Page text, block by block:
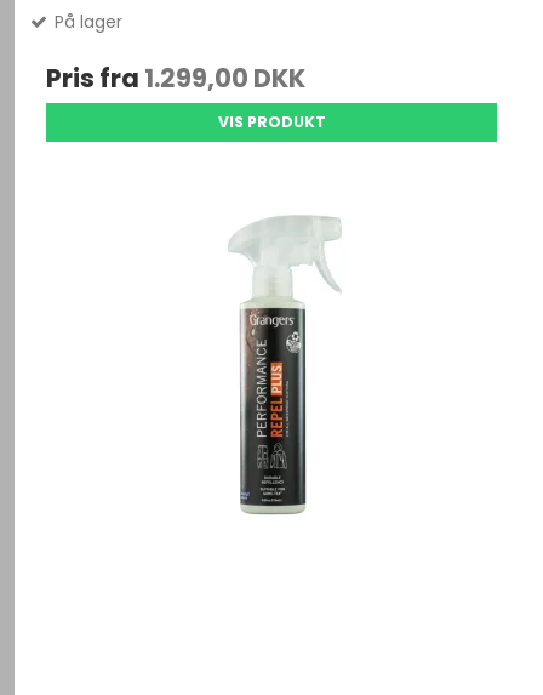
På lager
Pris fra 1.299,00 DKK
VIS PRODUKT